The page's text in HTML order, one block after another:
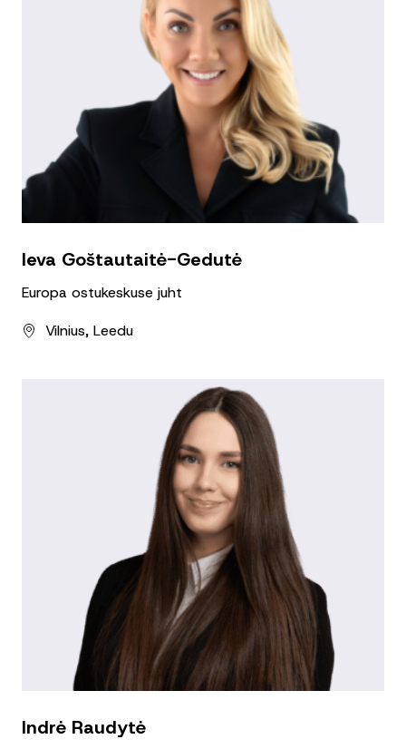
Ieva Goštautaitė-Gedutė
Europa ostukeskuse juht
Vilnius, Leedu
Indrė Raudytė